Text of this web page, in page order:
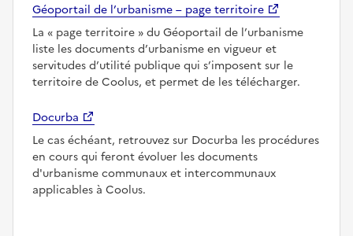
Géoportail de l’urbanisme – page territoire
La
page territoire
du Géoportail de l’urbanisme
liste les documents d’urbanisme en vigueur et
servitudes d’utilité publique qui s’imposent sur le
territoire de Coolus, et permet de les télécharger.
Docurba
Le cas échéant, retrouvez sur Docurba les procédures
en cours qui feront évoluer les documents
d'urbanisme communaux et intercommunaux
applicables à Coolus.